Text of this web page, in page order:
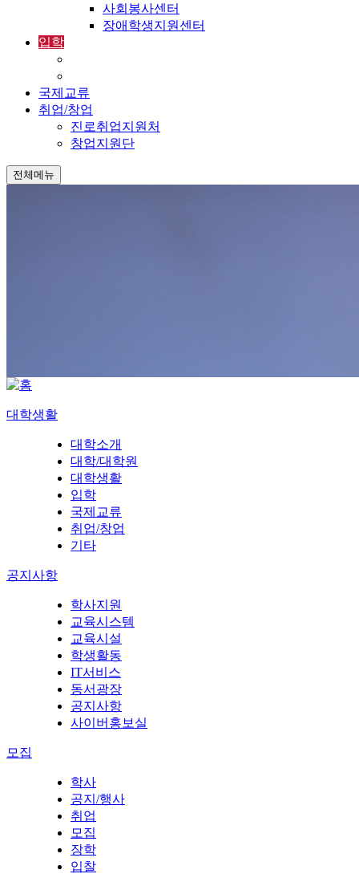
사회봉사센터
장애학생지원센터
입학
국제교류
취업/창업
진로취업지원처
창업지원단
전체메뉴
대학생활
대학소개
대학/대학원
대학생활
입학
국제교류
취업/창업
기타
공지사항
학사지원
교육시스템
교육시설
학생활동
IT서비스
동서광장
공지사항
사이버홍보실
모집
학사
공지/행사
취업
모집
장학
입찰